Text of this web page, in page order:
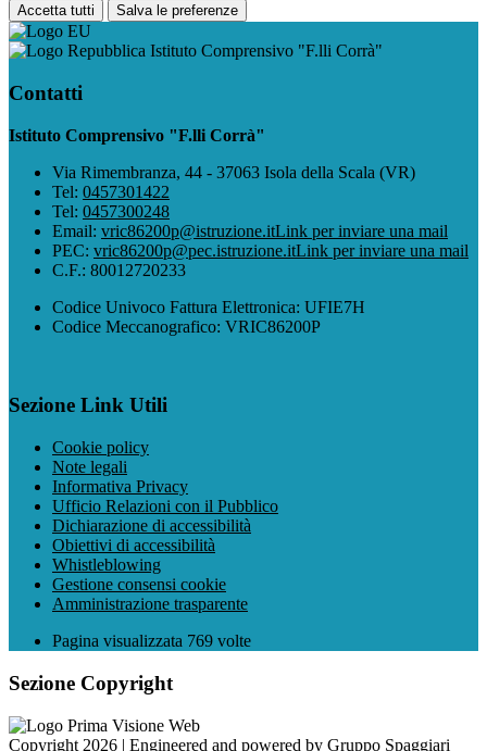
Accetta tutti Salva le preferenze
Istituto Comprensivo "F.lli Corrà"
Contatti
Istituto Comprensivo "F.lli Corrà"
Via Rimembranza, 44 - 37063 Isola della Scala (VR)
Tel: 0457301422
Tel: 0457300248
Email: vric86200p@istruzione.itLink per inviare una mail
PEC: vric86200p@pec.istruzione.itLink per inviare una mail
C.F.: 80012720233
Codice Univoco Fattura Elettronica: UFIE7H
Codice Meccanografico: VRIC86200P
Sezione Link Utili
Cookie policy
Note legali
Informativa Privacy
Ufficio Relazioni con il Pubblico
Dichiarazione di accessibilità
Obiettivi di accessibilità
Whistleblowing
Gestione consensi cookie
Amministrazione trasparente
Pagina visualizzata 769 volte
Sezione Copyright
Copyright 2026 | Engineered and powered by Gruppo Spaggiari